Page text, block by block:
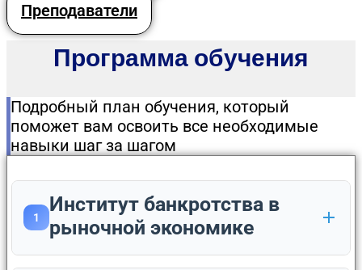
Преподаватели
Программа обучения
Подробный план обучения, который
поможет вам освоить все необходимые
навыки шаг за шагом
1
Институт банкротства в
рыночной экономике